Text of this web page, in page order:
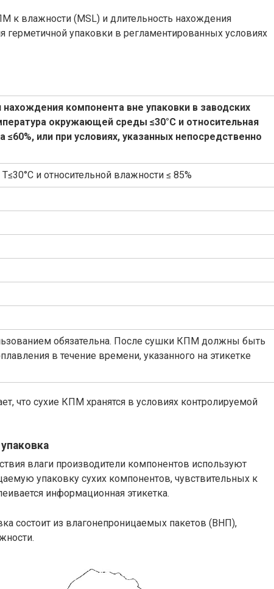
к влажности (MSL) и длительность нахождения
герметичной упаковки в регламентированных условиях
компонента вне упаковки в заводских
окружающей среды ≤30°C и относительная
≤60%, или при условиях, указанных непосредственно
и относительной влажности ≤ 85%
обязательна. После сушки КПМ должны быть
в течение времени, указанного на этикетке
что сухие КПМ хранятся в условиях контролируемой
влаги производители компонентов используют
упаковку сухих компонентов, чувствительных к
информационная этикетка.
состоит из влагонепроницаемых пакетов (ВНП),